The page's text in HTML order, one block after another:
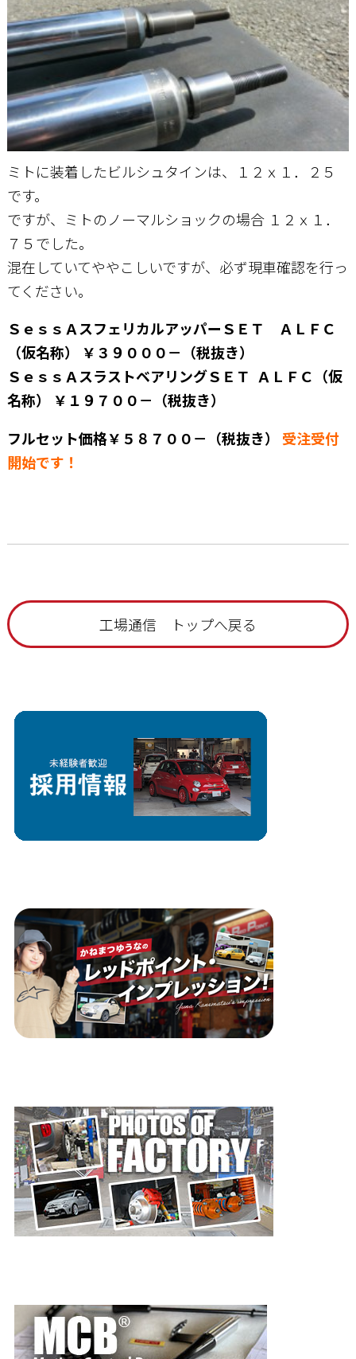
ミトに装着したビルシュタインは、１２ｘ１．２５
です。
ですが、ミトのノーマルショックの場合 １２ｘ１．
７５でした。
混在していてややこしいですが、必ず現車確認を行っ
てください。
ＳｅｓｓＡスフェリカルアッパーＳＥＴ ＡＬＦＣ
（仮名称） ￥３９０００－（税抜き）
ＳｅｓｓＡスラストベアリングＳＥＴ ＡＬＦＣ（仮
名称） ￥１９７００－（税抜き）
フルセット価格￥５８７００－（税抜き） 受注受付
開始です！
工場通信 トップへ戻る